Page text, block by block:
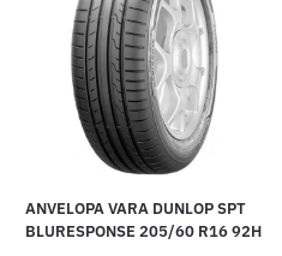
ANVELOPA VARA DUNLOP SPT
BLURESPONSE 205/60 R16 92H